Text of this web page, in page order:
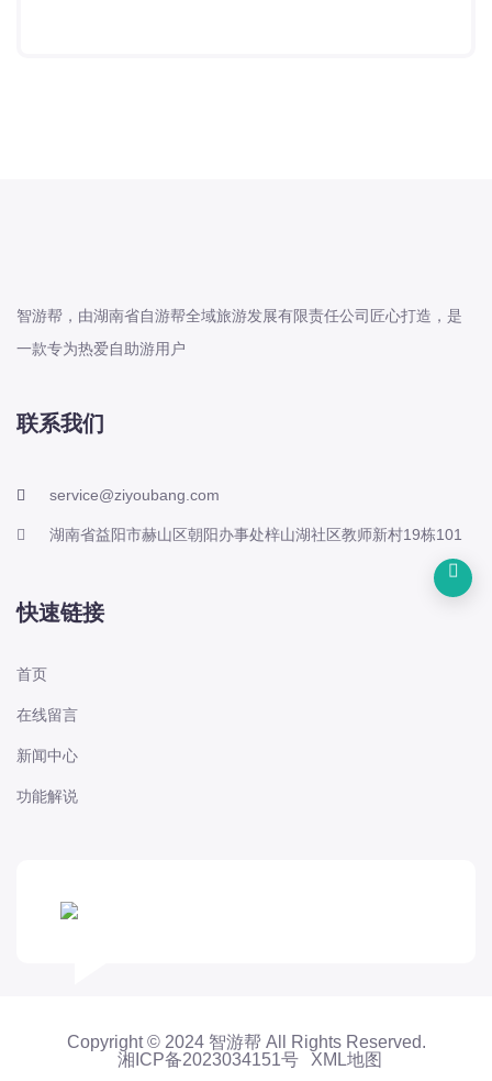
智游帮，由湖南省自游帮全域旅游发展有限责任公司匠心打造，是
一款专为热爱自助游用户
联系我们
service@ziyoubang.com
湖南省益阳市赫山区朝阳办事处梓山湖社区教师新村19栋101
快速链接
首页
在线留言
新闻中心
功能解说
Copyright © 2024 智游帮 All Rights Reserved.
湘ICP备2023034151号
XML地图